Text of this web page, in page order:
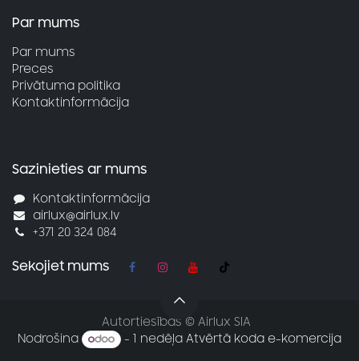
Par mums
Par mums
Preces
Privātuma politika
Kontaktinformācija
Sazinieties ar mums
Kontaktinformācija
airlux@airlux.lv
+371 20 324 084
Sekojiet mums
Autortiesības © Airlux SIA
Nodrošina
- 1 nedēļa Atvērtā koda e-komercija